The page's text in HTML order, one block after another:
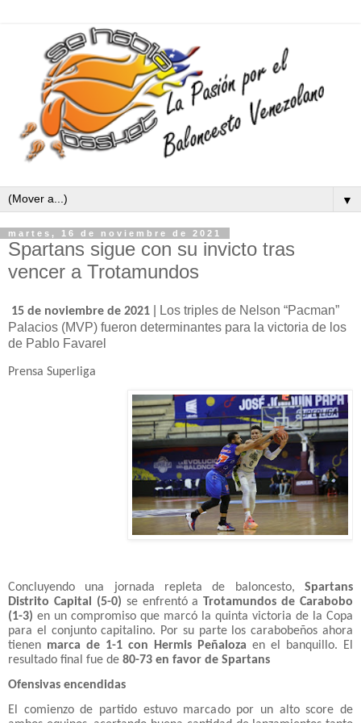
▼
martes, 16 de noviembre de 2021
Spartans sigue con su invicto tras
vencer a Trotamundos
15 de noviembre de 2021 | Los triples de Nelson “Pacman”
Palacios (MVP) fueron determinantes para la victoria de los
de Pablo Favarel
Prensa Superliga
Concluyendo una jornada repleta de baloncesto, Spartans
Distrito Capital (5-0) se enfrentó aTrotamundos de Carabobo
(1-3) en un compromiso que marcó la quinta victoria de la Copa
para el conjunto capitalino. Por su parte los carabobeños ahora
tienen marca de 1-1 con Hermis Peñaloza en el banquillo. El
resultado final fue de 80-73 en favor de Spartans
Ofensivas encendidas
El comienzo de partido estuvo marcado por un alto score de